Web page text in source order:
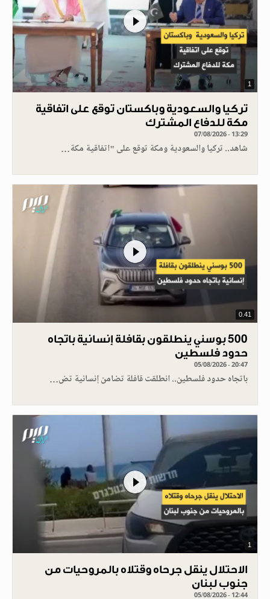
1
تركيا والسعودية وباكستان توقع على اتفاقية
مكة للدفاع المشترك
07/08/2026 - 13:29
شاهد.. تركيا والسعودية ومكة توقع على "اتفاقية مكة…
0.41
500 بوسني ينطلقون بقافلة إنسانية باتجاه
حدود فلسطين
05/08/2026 - 20:47
باتجاه حدود فلسطين.. انطلقت قافلة تضامن إنسانية تض…
1
الاحتلال ينقل جرحاه وقتلاه بالمروحيات من
جنوب لبنان
05/08/2026 - 12:44